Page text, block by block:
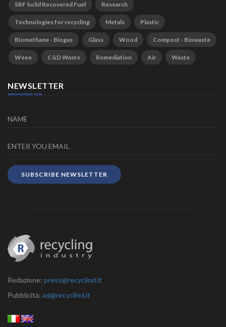
SRF Solid Recovered Fuel Research
Technologies for recycling Metals Plastic
Biomethane - Biogas Glass Wood Compost - Biowaste
Weee C&D Waste Remediation Air Waste
NEWSLETTER
SUBSCRIBE NEWSLETTER
Redazione: press@recyclind.it
Pubblicità: ad@recyclind.it